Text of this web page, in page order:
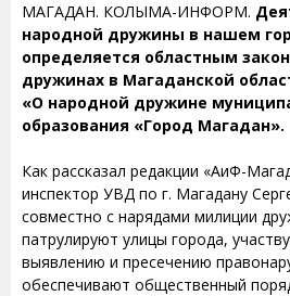
МАГАДАН. КОЛЫМА-ИНФОРМ.
народной дружины в нашем
определяется областным
дружинах в Магаданской
«О народной дружине
образования «Город Магадан».
Как рассказал редакции «АиФ-
инспектор УВД по г. Магадану
совместно с нарядами милиции
патрулируют улицы города,
выявлению и пресечению
обеспечивают общественный